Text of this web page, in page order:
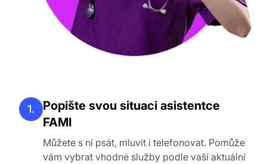
1.
Popište svou situaci asistentce
FAMI
Můžete s ní psát, mluvit i telefonovat. Pomůže
vám vybrat vhodné služby podle vaší aktuální